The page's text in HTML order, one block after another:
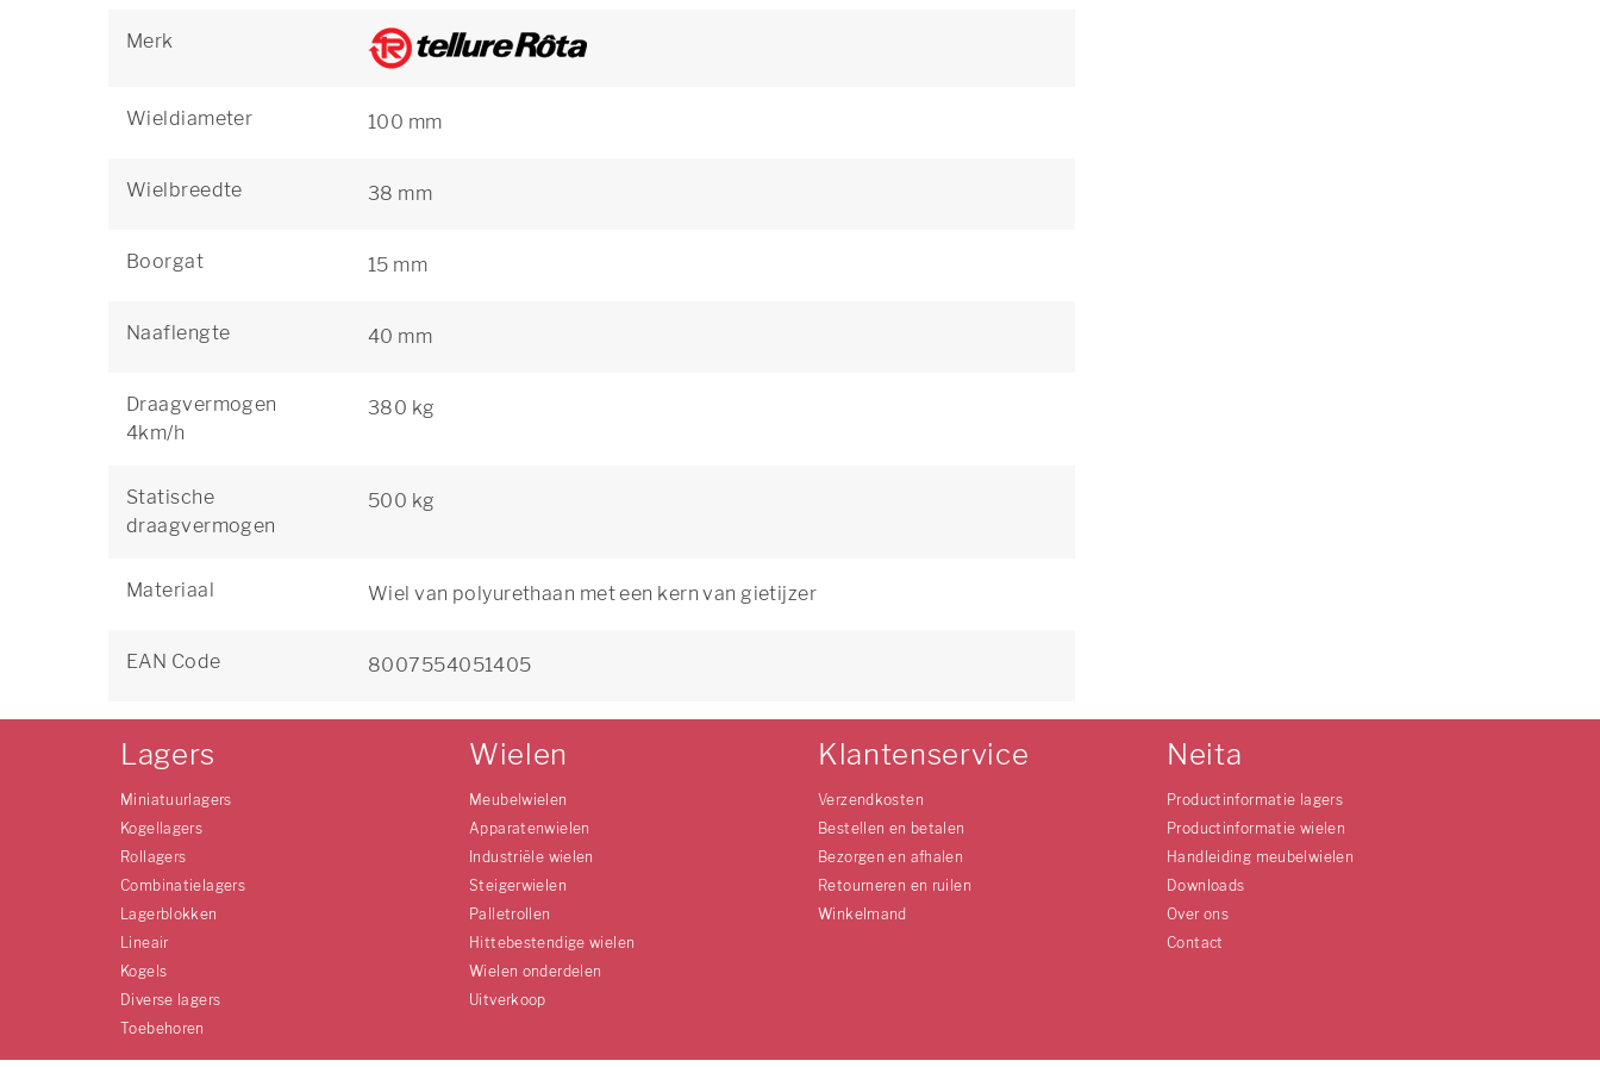
Merk
Wieldiameter 100 mm
Wielbreedte 38 mm
Boorgat 15 mm
Naaflengte 40 mm
Draagvermogen
4km/h
380 kg
Statische
draagvermogen
500 kg
Materiaal Wiel van polyurethaan met een kern van gietijzer
EAN Code 8007554051405
Lagers
Miniatuurlagers
Kogellagers
Rollagers
Combinatielagers
Lagerblokken
Lineair
Kogels
Diverse lagers
Toebehoren
Wielen
Meubelwielen
Apparatenwielen
Industriële wielen
Steigerwielen
Palletrollen
Hittebestendige wielen
Wielen onderdelen
Uitverkoop
Klantenservice
Verzendkosten
Bestellen en betalen
Bezorgen en afhalen
Retourneren en ruilen
Winkelmand
Neita
Productinformatie lagers
Productinformatie wielen
Handleiding meubelwielen
Downloads
Over ons
Contact